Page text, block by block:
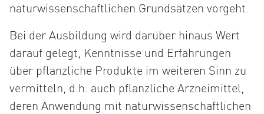
naturwissenschaftlichen Grundsätzen vorgeht.
Bei der Ausbildung wird darüber hinaus Wert
darauf gelegt, Kenntnisse und Erfahrungen
über pflanzliche Produkte im weiteren Sinn zu
vermitteln, d.h. auch pflanzliche Arzneimittel,
deren Anwendung mit naturwissenschaftlichen